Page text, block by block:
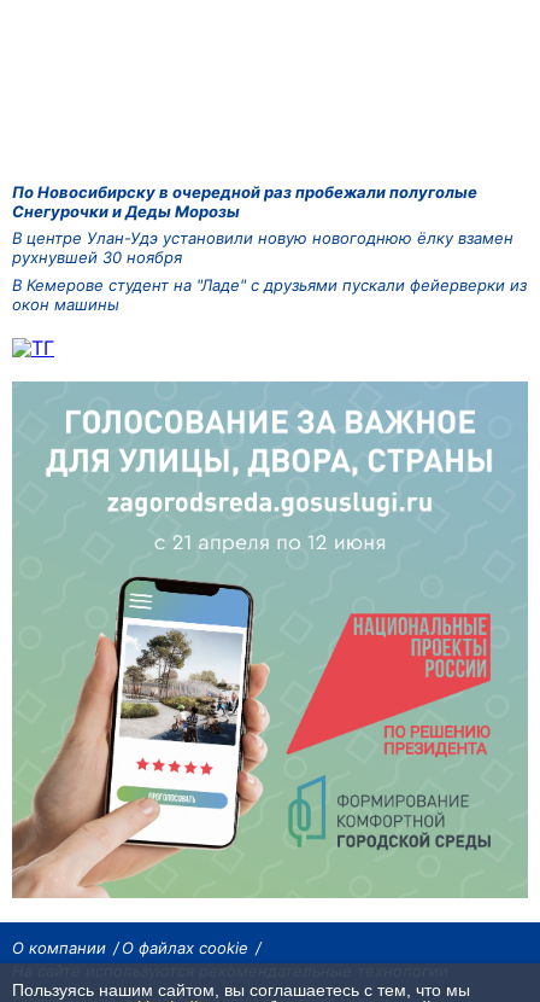
По Новосибирску в очередной раз пробежали полуголые
Снегурочки и Деды Морозы
В центре Улан-Удэ установили новую новогоднюю ёлку взамен
рухнувшей 30 ноября
В Кемерове студент на "Ладе" с друзьями пускали фейерверки из
окон машины
О компании
О файлах cookie
Пользуясь нашим сайтом, вы соглашаетесь с тем, что мы